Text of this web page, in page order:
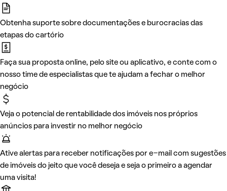
Obtenha suporte sobre documentações e burocracias das
etapas do cartório
Faça sua proposta online, pelo site ou aplicativo, e conte com o
nosso time de especialistas que te ajudam a fechar o melhor
negócio
Veja o potencial de rentabilidade dos imóveis nos próprios
anúncios para investir no melhor negócio
Ative alertas para receber notificações por e-mail com sugestões
de imóveis do jeito que você deseja e seja o primeiro a agendar
uma visita!